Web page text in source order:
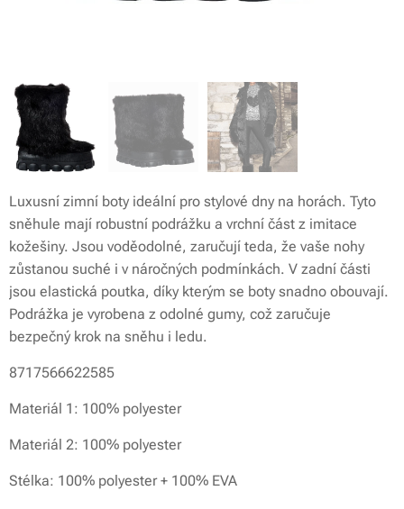
Luxusní zimní boty ideální pro stylové dny na horách. Tyto
sněhule mají robustní podrážku a vrchní část z imitace
kožešiny. Jsou voděodolné, zaručují teda, že vaše nohy
zůstanou suché i v náročných podmínkách. V zadní části
jsou elastická poutka, díky kterým se boty snadno obouvají.
Podrážka je vyrobena z odolné gumy, což zaručuje
bezpečný krok na sněhu i ledu.
8717566622585
Materiál 1: 100% polyester
Materiál 2: 100% polyester
Stélka: 100% polyester + 100% EVA